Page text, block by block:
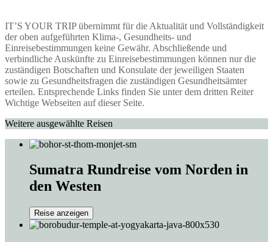
IT’S YOUR TRIP übernimmt für die Aktualität und Vollständigkeit
der oben aufgeführten Klima-, Gesundheits- und
Einreisebestimmungen keine Gewähr. Abschließende und
verbindliche Auskünfte zu Einreisebestimmungen können nur die
zuständigen Botschaften und Konsulate der jeweiligen Staaten
sowie zu Gesundheitsfragen die zuständigen Gesundheitsämter
erteilen. Entsprechende Links finden Sie unter dem dritten Reiter
Wichtige Webseiten auf dieser Seite.
Weitere ausgewählte Reisen
Sumatra Rundreise vom Norden in
den Westen
Reise anzeigen